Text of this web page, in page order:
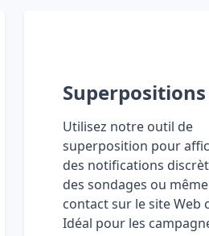
Superpositions
Utilisez notre outil de
superposition pour
des notifications
des sondages ou
contact sur le site Web
Idéal pour les